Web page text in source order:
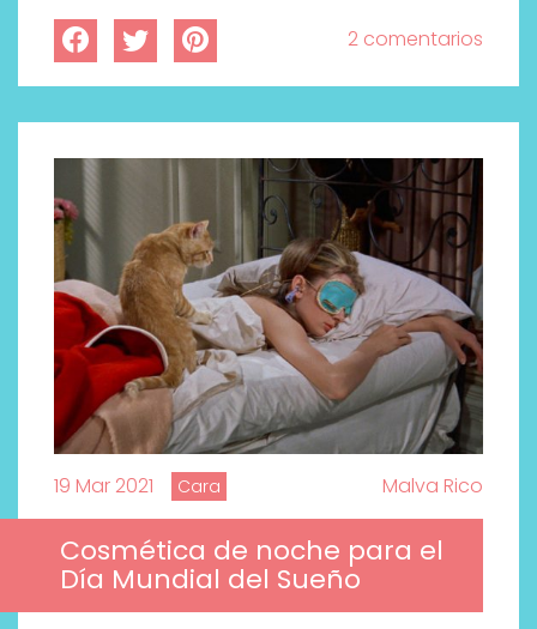
2 comentarios
19 Mar 2021 Cara Malva Rico
Cosmética de noche para el
Día Mundial del Sueño